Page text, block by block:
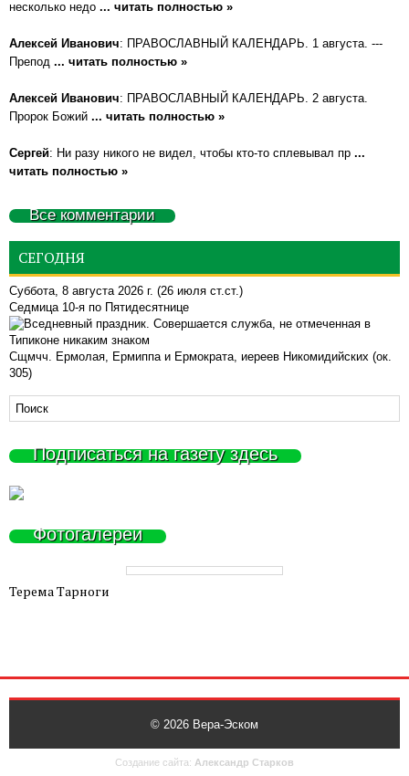
несколько недо ... читать полностью »
Алексей Иванович: ПРАВОСЛАВНЫЙ КАЛЕНДАРЬ. 1 августа. ---
Препод ... читать полностью »
Алексей Иванович: ПРАВОСЛАВНЫЙ КАЛЕНДАРЬ. 2 августа.
Пророк Божий ... читать полностью »
Сергей: Ни разу никого не видел, чтобы кто-то сплевывал пр ...
читать полностью »
Все комментарии
СЕГОДНЯ
Суббота, 8 августа 2026 г. (26 июля ст.ст.)
Седмица 10-я по Пятидесятнице
Сщмчч. Ермолая, Ермиппа и Ермократа, иереев Никомидийских (ок.
305)
Подписаться на газету здесь
Фотогалереи
Терема Тарноги
© 2026 Вера-Эском
Создание сайта: Александр Старков